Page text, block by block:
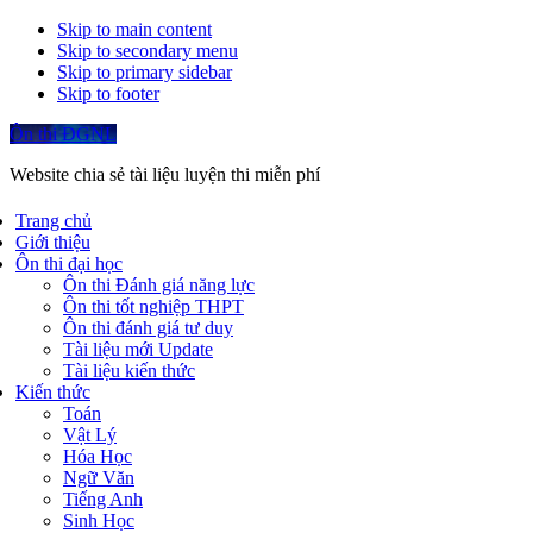
Skip to main content
Skip to secondary menu
Skip to primary sidebar
Skip to footer
Ôn thi ĐGNL
Website chia sẻ tài liệu luyện thi miễn phí
Trang chủ
Giới thiệu
Ôn thi đại học
Ôn thi Đánh giá năng lực
Ôn thi tốt nghiệp THPT
Ôn thi đánh giá tư duy
Tài liệu mới Update
Tài liệu kiến thức
Kiến thức
Toán
Vật Lý
Hóa Học
Ngữ Văn
Tiếng Anh
Sinh Học